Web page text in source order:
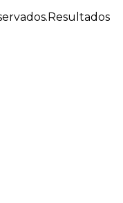
Resultados